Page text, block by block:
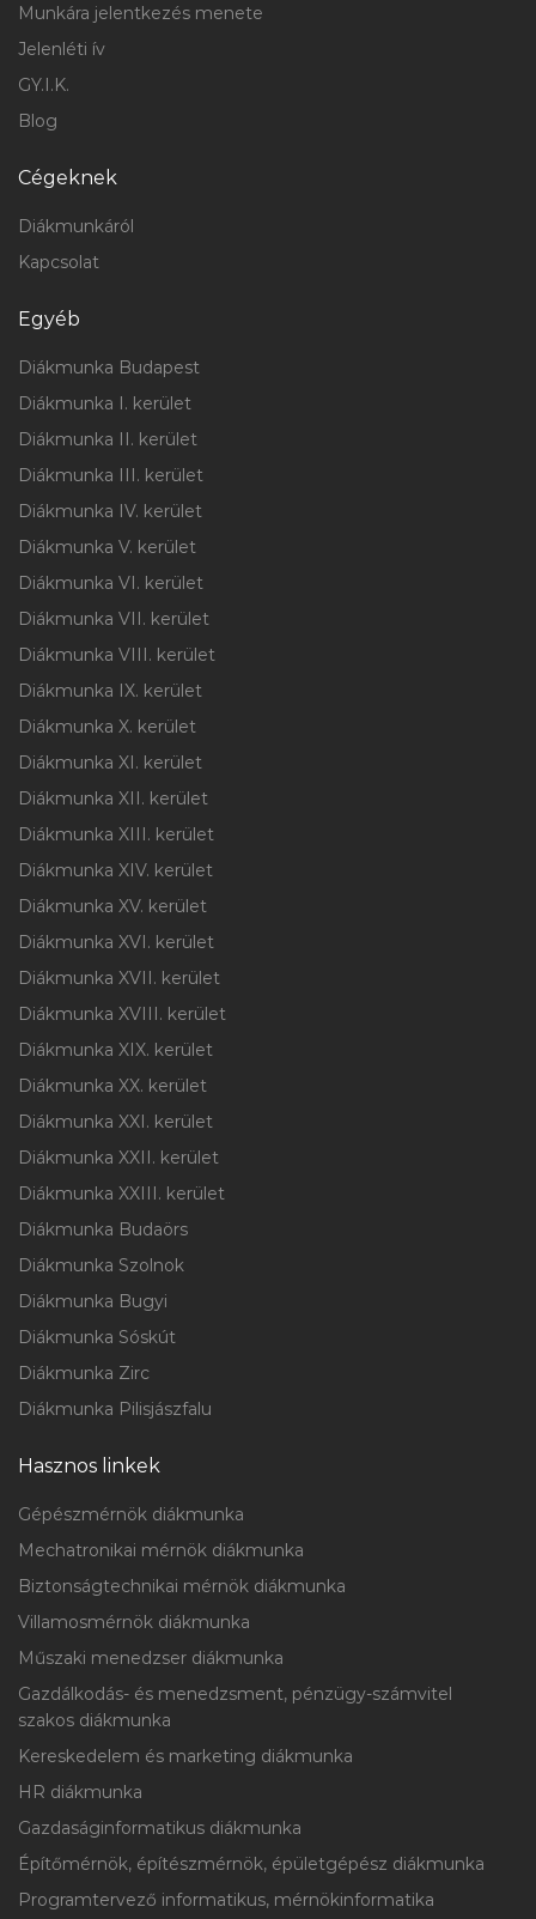
Munkára jelentkezés menete
Jelenléti ív
GY.I.K.
Blog
Cégeknek
Diákmunkáról
Kapcsolat
Egyéb
Diákmunka Budapest
Diákmunka I. kerület
Diákmunka II. kerület
Diákmunka III. kerület
Diákmunka IV. kerület
Diákmunka V. kerület
Diákmunka VI. kerület
Diákmunka VII. kerület
Diákmunka VIII. kerület
Diákmunka IX. kerület
Diákmunka X. kerület
Diákmunka XI. kerület
Diákmunka XII. kerület
Diákmunka XIII. kerület
Diákmunka XIV. kerület
Diákmunka XV. kerület
Diákmunka XVI. kerület
Diákmunka XVII. kerület
Diákmunka XVIII. kerület
Diákmunka XIX. kerület
Diákmunka XX. kerület
Diákmunka XXI. kerület
Diákmunka XXII. kerület
Diákmunka XXIII. kerület
Diákmunka Budaörs
Diákmunka Szolnok
Diákmunka Bugyi
Diákmunka Sóskút
Diákmunka Zirc
Diákmunka Pilisjászfalu
Hasznos linkek
Gépészmérnök diákmunka
Mechatronikai mérnök diákmunka
Biztonságtechnikai mérnök diákmunka
Villamosmérnök diákmunka
Műszaki menedzser diákmunka
Gazdálkodás- és menedzsment, pénzügy-számvitel
szakos diákmunka
Kereskedelem és marketing diákmunka
HR diákmunka
Gazdaságinformatikus diákmunka
Építőmérnök, építészmérnök, épületgépész diákmunka
Programtervező informatikus, mérnökinformatika